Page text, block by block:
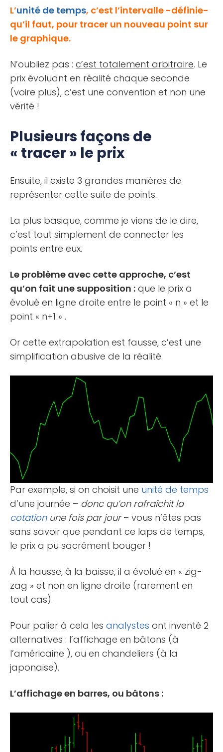
L’unité de temps, c’est l’intervalle -définie-
qu’il faut, pour tracer un nouveau point sur
le graphique.
N’oubliez pas : c’est totalement arbitraire. Le
prix évoluant en réalité chaque seconde
(voire plus), c’est une convention et non une
vérité !
Plusieurs façons de
« tracer » le prix
Ensuite, il existe 3 grandes manières de
représenter cette suite de points.
La plus basique, comme je viens de le dire,
c’est tout simplement de connecter les
points entre eux.
Le problème avec cette approche, c’est
qu’on fait une supposition : que le prix a
évolué en ligne droite entre le point « n » et le
point « n+1 » .
Or cette extrapolation est fausse, c’est une
simplification abusive de la réalité.
Par exemple, si on choisit une unité de temps
d’une journée – donc qu’on rafraîchit la
cotationune fois par jour– vous n’êtes pas
sans savoir que pendant ce laps de temps,
le prix a pu sacrément bouger !
À la hausse, à la baisse, il a évolué en « zig-
zag » et non en ligne droite (rarement en
tout cas).
Pour palier à cela les analystes ont inventé 2
alternatives : l’affichage en bâtons (à
l’américaine ), ou en chandeliers (à la
japonaise).
L’affichage en barres, ou bâtons :